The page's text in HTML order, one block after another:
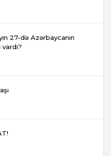
27-də Azərbaycanın